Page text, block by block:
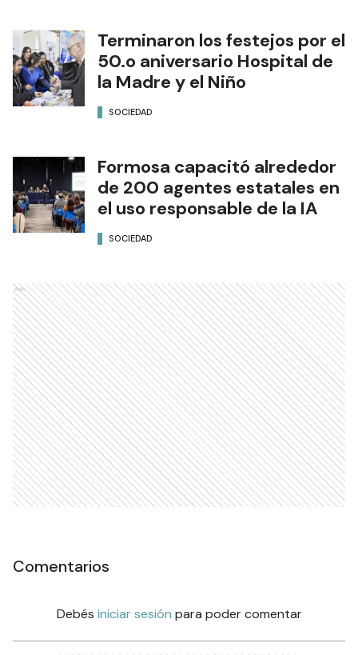
Terminaron los festejos por el
50.o aniversario Hospital de
la Madre y el Niño
SOCIEDAD
Formosa capacitó alrededor
de 200 agentes estatales en
el uso responsable de la IA
SOCIEDAD
Ads
Comentarios
Debés iniciar sesión para poder comentar